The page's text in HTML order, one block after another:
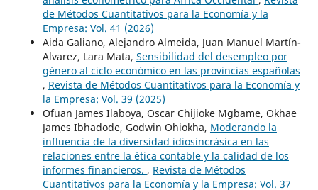
de Métodos Cuantitativos para la Economía y la
Empresa: Vol. 41 (2026)
Aida Galiano, Alejandro Almeida, Juan Manuel Martín-
Alvarez, Lara Mata, Sensibilidad del desempleo por
género al ciclo económico en las provincias españolas
, Revista de Métodos Cuantitativos para la Economía y
la Empresa: Vol. 39 (2025)
Ofuan James Ilaboya, Oscar Chijioke Mgbame, Okhae
James Ibhadode, Godwin Ohiokha, Moderando la
influencia de la diversidad idiosincrásica en las
relaciones entre la ética contable y la calidad de los
informes financieros. , Revista de Métodos
Cuantitativos para la Economía y la Empresa: Vol. 37